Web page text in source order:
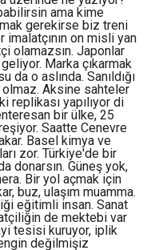
ama kime
gerekirse biz treni
on misli yan
olamazsın. Japonlar
geliyor. Marka çıkarmak
da o aslında. Sanıldığı
Aksine sahteler
replikası yapılıyor di
bir ülke, 25
Saatte Cenevre
Basel kimya ve
zor. Türkiye'de bir
donarsın. Güneş yok,
Bir yol açmak için
buz, ulaşım muamma.
eğitimli insan. Sanat
de mektebi var
tesisi kuruyor, iplik
değilmişiz